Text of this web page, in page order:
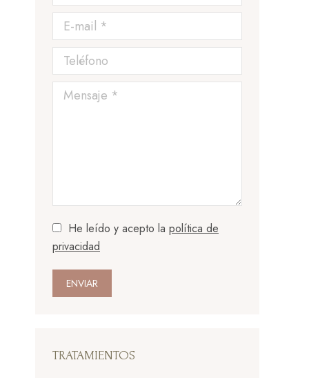
E-mail *
Teléfono
Mensaje *
He leído y acepto la política de
privacidad
ENVIAR
TRATAMIENTOS